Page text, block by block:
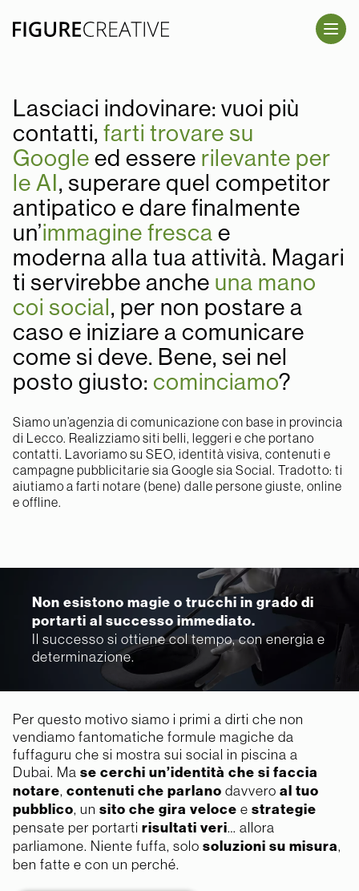
SALTA AL CONTENUTO PRINCIPALE
Lasciaci indovinare: vuoi più
contatti, farti trovare su
Google ed essere rilevante per
le AI, superare quel competitor
antipatico e dare finalmente
un’immagine fresca e
moderna alla tua attività. Magari
ti servirebbe anche una mano
coi social, per non postare a
caso e iniziare a comunicare
come si deve. Bene, sei nel
posto giusto: cominciamo?
Siamo un’agenzia di comunicazione con base in provincia
di Lecco. Realizziamo siti belli, leggeri e che portano
contatti. Lavoriamo su SEO, identità visiva, contenuti e
campagne pubblicitarie sia Google sia Social. Tradotto: ti
aiutiamo a farti notare (bene) dalle persone giuste, online
e offline.
Non esistono magie o trucchi in grado di
portarti al successo immediato.
Il successo si ottiene col tempo, con energia e
determinazione.
Per questo motivo siamo i primi a dirti che non
vendiamo fantomatiche formule magiche da
fuffaguru che si mostra sui social in piscina a
Dubai. Ma se cerchi un’identità che si faccia
notare, contenuti che parlano davvero al tuo
pubblico, un sito che gira veloce e strategie
pensate per portarti risultati veri… allora
parliamone. Niente fuffa, solo soluzioni su misura,
ben fatte e con un perché.